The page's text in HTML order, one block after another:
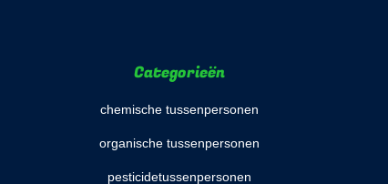
Categorieën
chemische tussenpersonen
organische tussenpersonen
pesticidetussenpersonen